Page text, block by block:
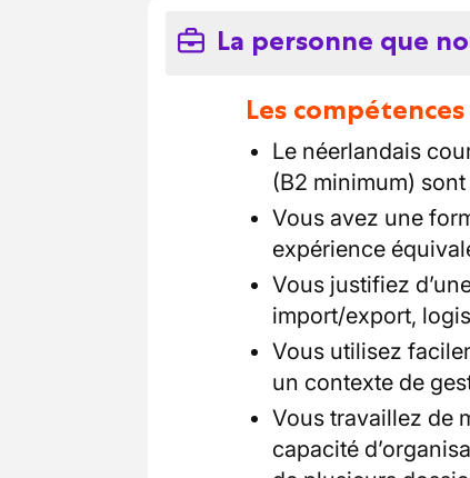
La personne que
Les
Le néerlandais
(B2 minimum)
Vous avez une
expérience
Vous justifiez
import/export,
Vous utilisez
un contexte de
Vous travaillez de
capacité